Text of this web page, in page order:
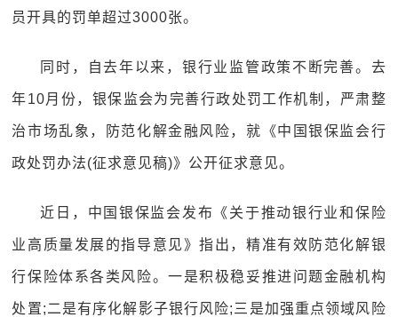
员开具的罚单超过3000张。
同时，自去年以来，银行业监管政策不断完善。去
年10月份，银保监会为完善行政处罚工作机制，严肃整
治市场乱象，防范化解金融风险，就《中国银保监会行
政处罚办法(征求意见稿)》公开征求意见。
近日，中国银保监会发布《关于推动银行业和保险
业高质量发展的指导意见》指出，精准有效防范化解银
行保险体系各类风险。一是积极稳妥推进问题金融机构
处置;二是有序化解影子银行风险;三是加强重点领域风险